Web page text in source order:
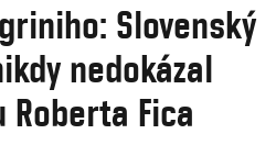
Slovenský
nedokázal
Fica